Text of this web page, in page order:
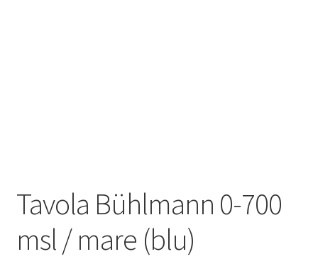
Impronta
I nostri AGB
Tavola Bühlmann 0-700
msl / mare (blu)